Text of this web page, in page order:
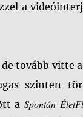
a
tovább vitte a
szinten
a Spontán